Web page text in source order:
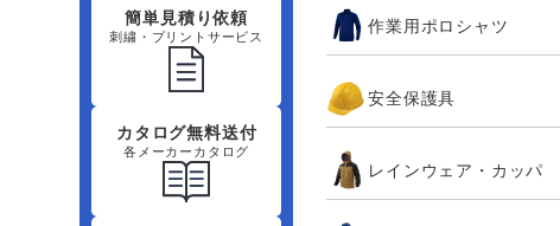
簡単見積り依頼
刺繍・プリントサービス
カタログ無料送付
各メーカーカタログ
作業用ポロシャツ
安全保護具
レインウェア・カッパ